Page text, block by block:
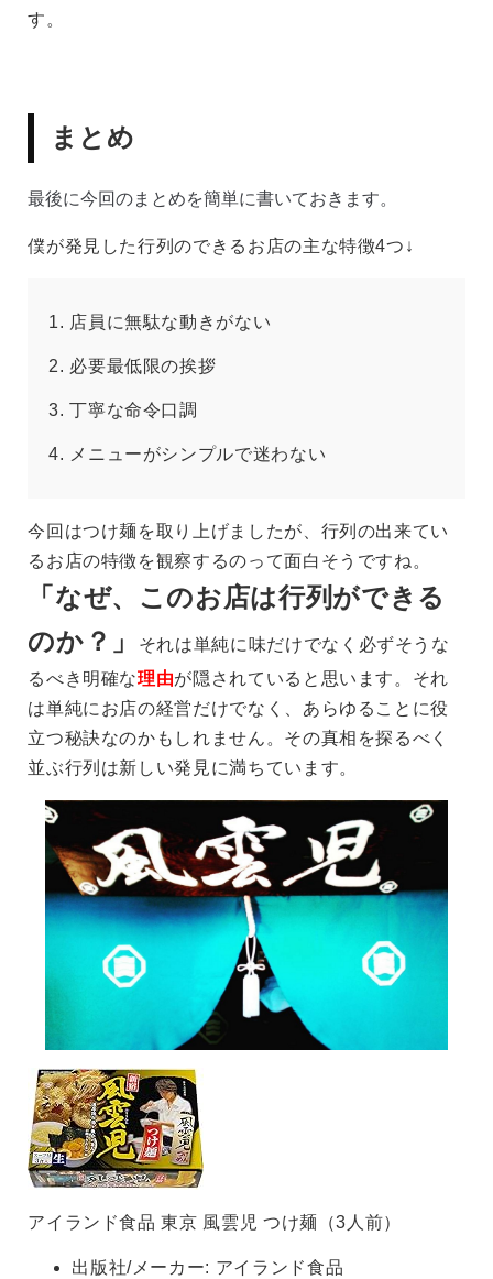
す。
まとめ
最後に今回のまとめを簡単に書いておきます。
僕が発見した行列のできるお店の主な特徴4つ↓
店員に無駄な動きがない
必要最低限の挨拶
丁寧な命令口調
メニューがシンプルで迷わない
今回はつけ麺を取り上げましたが、行列の出来てい
るお店の特徴を観察するのって面白そうですね。
「なぜ、このお店は行列ができる
のか？」
それは単純に味だけでなく必ずそうな
るべき明確な理由が隠されていると思います。それ
は単純にお店の経営だけでなく、あらゆることに役
立つ秘訣なのかもしれません。その真相を探るべく
並ぶ行列は新しい発見に満ちています。
アイランド食品 東京 風雲児 つけ麺（3人前）
出版社/メーカー: アイランド食品